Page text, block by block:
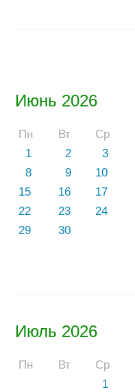
Июнь 2026
Пн Вт Ср
1
2 3
8
9 10
15
16 17
22
23 24
29
30
Июль 2026
Пн Вт Ср
1